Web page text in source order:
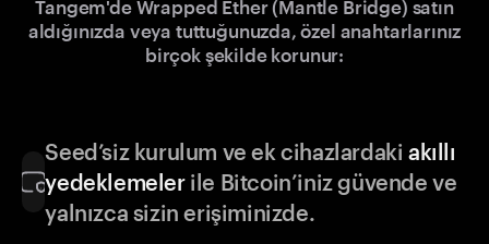
Tangem'de Wrapped Ether (Mantle Bridge) satın
aldığınızda veya tuttuğunuzda, özel anahtarlarınız
birçok şekilde korunur:
Seed’siz kurulum ve ek cihazlardakiakıllı
yedeklemelerile Bitcoin’iniz güvende ve
yalnızca sizin erişiminizde.